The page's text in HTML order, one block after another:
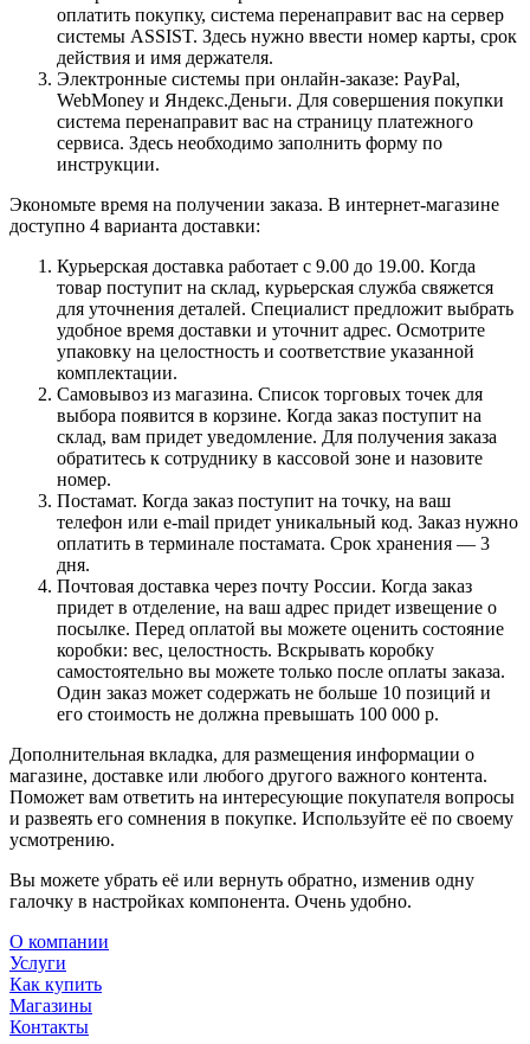
оплатить покупку, система перенаправит вас на сервер
системы ASSIST. Здесь нужно ввести номер карты, срок
действия и имя держателя.
Электронные системы при онлайн-заказе: PayPal,
WebMoney и Яндекс.Деньги. Для совершения покупки
система перенаправит вас на страницу платежного
сервиса. Здесь необходимо заполнить форму по
инструкции.
Экономьте время на получении заказа. В интернет-магазине
доступно 4 варианта доставки:
Курьерская доставка работает с 9.00 до 19.00. Когда
товар поступит на склад, курьерская служба свяжется
для уточнения деталей. Специалист предложит выбрать
удобное время доставки и уточнит адрес. Осмотрите
упаковку на целостность и соответствие указанной
комплектации.
Самовывоз из магазина. Список торговых точек для
выбора появится в корзине. Когда заказ поступит на
склад, вам придет уведомление. Для получения заказа
обратитесь к сотруднику в кассовой зоне и назовите
номер.
Постамат. Когда заказ поступит на точку, на ваш
телефон или e-mail придет уникальный код. Заказ нужно
оплатить в терминале постамата. Срок хранения — 3
дня.
Почтовая доставка через почту России. Когда заказ
придет в отделение, на ваш адрес придет извещение о
посылке. Перед оплатой вы можете оценить состояние
коробки: вес, целостность. Вскрывать коробку
самостоятельно вы можете только после оплаты заказа.
Один заказ может содержать не больше 10 позиций и
его стоимость не должна превышать 100 000 р.
Дополнительная вкладка, для размещения информации о
магазине, доставке или любого другого важного контента.
Поможет вам ответить на интересующие покупателя вопросы
и развеять его сомнения в покупке. Используйте её по своему
усмотрению.
Вы можете убрать её или вернуть обратно, изменив одну
галочку в настройках компонента. Очень удобно.
О компании
Услуги
Как купить
Магазины
Контакты